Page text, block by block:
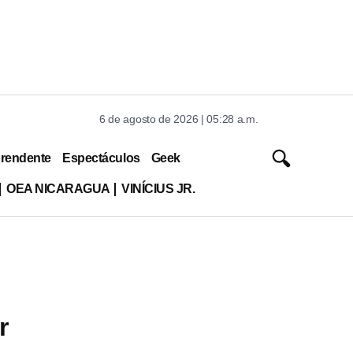
6 de agosto de 2026 | 05:28 a.m.
Espectáculos Geek
OEA NICARAGUA VINÍCIUS JR.